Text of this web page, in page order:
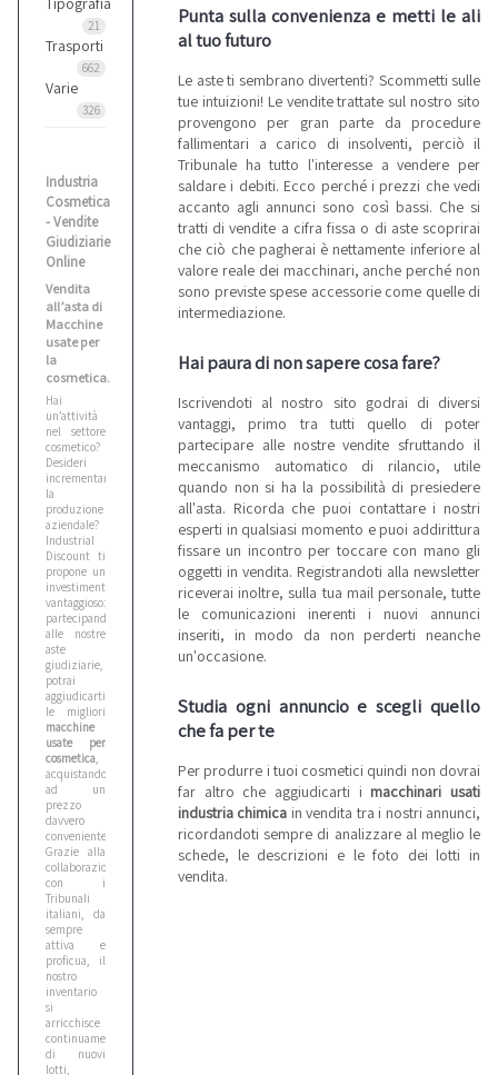
21
Trasporti
662
Varie
326
Industria
Cosmetica
- Vendite
Giudiziarie
Online
Vendita
all’asta di
Macchine
usate per
la
cosmetica.
Hai
un’attività
nel settore
cosmetico?
Desideri
incrementare
la
produzione
aziendale?
Industrial
Discount ti
propone un
investimento
vantaggioso:
partecipando
alle nostre
aste
giudiziarie,
potrai
aggiudicarti
le migliori
macchine
usate per
cosmetica,
acquistandole
ad un
prezzo
davvero
conveniente.
Grazie alla
collaborazione
con i
Tribunali
italiani, da
sempre
attiva e
proficua, il
nostro
inventario
si
arricchisce
continuamente
di nuovi
lotti,
Punta sulla convenienza e metti le ali
al tuo futuro
Le aste ti sembrano divertenti? Scommetti sulle
tue intuizioni! Le vendite trattate sul nostro sito
provengono per gran parte da procedure
fallimentari a carico di insolventi, perciò il
Tribunale ha tutto l'interesse a vendere per
saldare i debiti. Ecco perché i prezzi che vedi
accanto agli annunci sono così bassi. Che si
tratti di vendite a cifra fissa o di aste scoprirai
che ciò che pagherai è nettamente inferiore al
valore reale dei macchinari, anche perché non
sono previste spese accessorie come quelle di
intermediazione.
Hai paura di non sapere cosa fare?
Iscrivendoti al nostro sito godrai di diversi
vantaggi, primo tra tutti quello di poter
partecipare alle nostre vendite sfruttando il
meccanismo automatico di rilancio, utile
quando non si ha la possibilità di presiedere
all'asta. Ricorda che puoi contattare i nostri
esperti in qualsiasi momento e puoi addirittura
fissare un incontro per toccare con mano gli
oggetti in vendita. Registrandoti alla newsletter
riceverai inoltre, sulla tua mail personale, tutte
le comunicazioni inerenti i nuovi annunci
inseriti, in modo da non perderti neanche
un'occasione.
Studia ogni annuncio e scegli quello
che fa per te
Per produrre i tuoi cosmetici quindi non dovrai
far altro che aggiudicarti i macchinari usati
industria chimica in vendita tra i nostri annunci,
ricordandoti sempre di analizzare al meglio le
schede, le descrizioni e le foto dei lotti in
vendita.